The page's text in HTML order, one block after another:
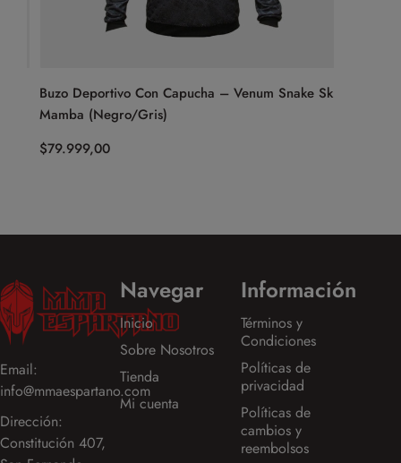
Buzo Deportivo Con Capucha – Venum Snake Skin
Mamba (Negro/Gris)
79.999,00
Email:
info@mmaespartano.com
Dirección:
Constitución 407,
Navegar
Inicio
Sobre Nosotros
Tienda
Mi cuenta
Información
Términos y
Condiciones
Políticas de
privacidad
Políticas de
cambios y
reembolsos